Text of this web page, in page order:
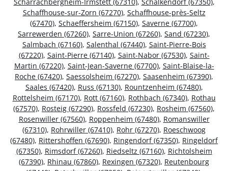
Schaffhouse-sur-Zorn (67270), Schaffhouse-près-Seltz
(67470), Schaeffersheim (67150), Saverne (67700),
Sarrewerden (67260), Sarre-Union (67260), Sand (67230),
Salmbach (67160), Salenthal (67440), Saint-Pierre-Bois
(67220), Saint-Pierre (67140), Saint-Nabor (67530), Saint-
Martin (67220), Saint-Jean-Saverne (67700), Saint-Blaise-la-
Roche (67420), Saessolsheim (67270), Saasenheim (67390),
Saales (67420), Russ (67130), Rountzenheim (67480),
Rottelsheim (67170), Rott (67160), Rothbach (67340), Rothau
(67570), Rosteig (67290), Rossfeld (67230), Rosheim (67560),
Rosenwiller (67560), Roppenheim (67480), Romanswiller
(67310), Rohrwiller (67410), Rohr (67270), Roeschwoog
(67480), Rittershoffen (67690), Ringendorf (67350), Ringeldorf
(67350), Rimsdorf (67260), Riedseltz (67160), Richtolsheim
(67390), Rhinau (67860), Rexingen (67320), Reutenbourg